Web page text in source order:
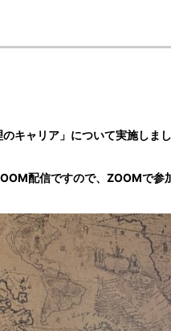
キャリア」について実施しまし
配信ですので、ZOOMで参